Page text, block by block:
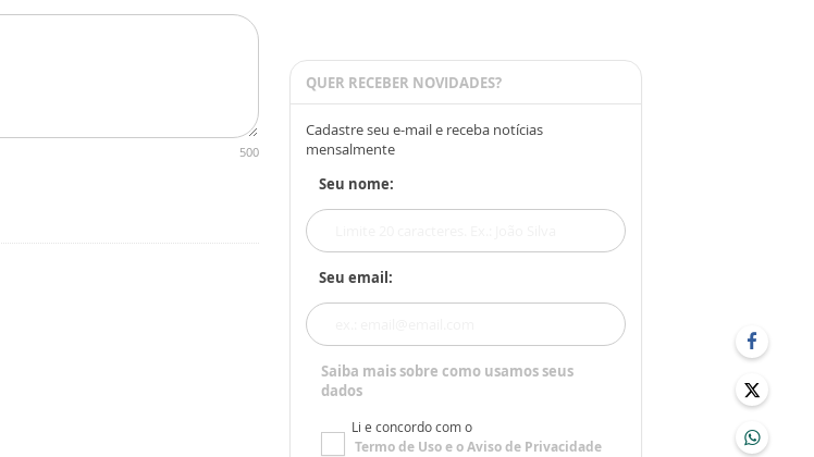
500
QUER RECEBER NOVIDADES?
Cadastre seu e-mail e receba notícias
mensalmente
Seu nome:
Seu email:
Saiba mais sobre como usamos seus
dados
Li e concordo com o
Termo de Usoe oAviso de Privacidade